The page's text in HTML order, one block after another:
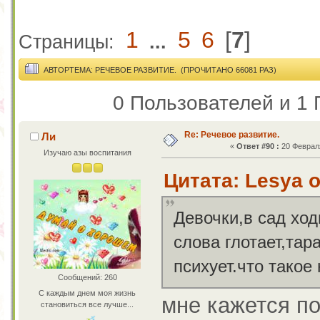
Страницы: 1 ... 5 6 [7]
АВТОРТЕМА: РЕЧЕВОЕ РАЗВИТИЕ. (ПРОЧИТАНО 66081 РАЗ)
0 Пользователей и 1
Ли
Изучаю азы воспитания
Сообщений: 260
С каждым днем моя жизнь
становиться все лучше...
Re: Речевое развитие.
« Ответ #90 : 20
Цитата: Lesya
Девочки,в сад
слова
психует.что
мне кажется